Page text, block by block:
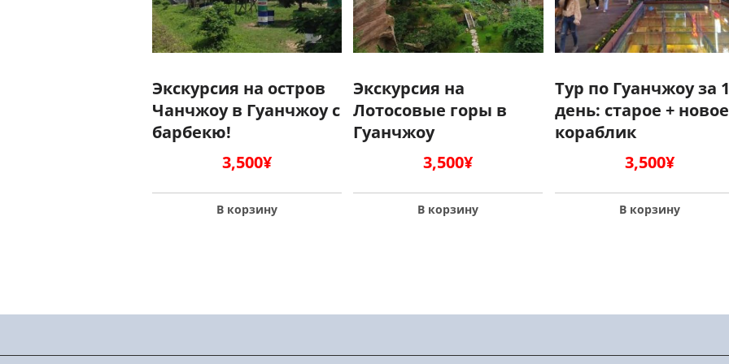
Экскурсия на остров
Чанчжоу в Гуанчжоу с
барбекю!
3,500¥
В корзину
Экскурсия на
Лотосовые горы в
Гуанчжоу
3,500¥
В корзину
Тур по Гуанчжоу за 1
день: старое +
кораблик
3,500¥
В корзину